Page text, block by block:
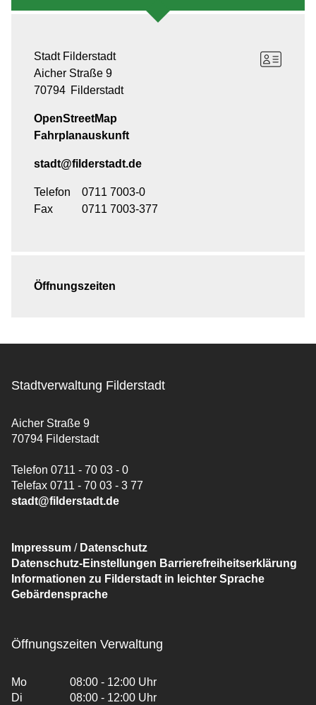
Stadt Filderstadt
Aicher Straße 9
70794 Filderstadt
OpenStreetMap
Fahrplanauskunft
stadt@filderstadt.de
Telefon
0711 7003-0
Fax
0711 7003-377
Öffnungszeiten
Stadtverwaltung Filderstadt
Aicher Straße 9
70794 Filderstadt
Telefon 0711 - 70 03 - 0
Telefax 0711 - 70 03 - 3 77
stadt@filderstadt.de
Impressum / Datenschutz
Datenschutz-Einstellungen Barrierefreiheitserklärung
Informationen zu Filderstadt in leichter Sprache
Gebärdensprache
Öffnungszeiten Verwaltung
Mo
08:00 - 12:00 Uhr
Di
08:00 - 12:00 Uhr